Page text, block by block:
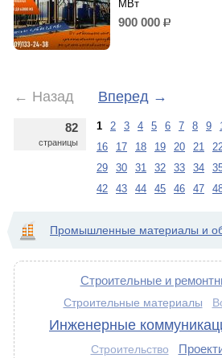
МВт
900 000 р.
← Назад Вперед →
82
страницы
1 2 3 4 5 6 7 8 9
16
17 18 19 20 21
29
30 31 32 33 34
42
43 44 45 46 47
Промышленные материалы и
Строительные и
Строительные материалы
Инженерные
Строительство